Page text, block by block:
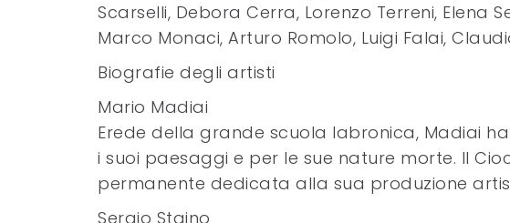
Scarselli, Debora Cerra, Lorenzo Terreni, Elena
Marco Monaci, Arturo Romolo, Luigi Falai,
Biografie degli artisti
Mario Madiai
Erede della grande scuola labronica, Madiai
i suoi paesaggi e per le sue nature morte. Il
permanente dedicata alla sua produzione
Sergio Staino